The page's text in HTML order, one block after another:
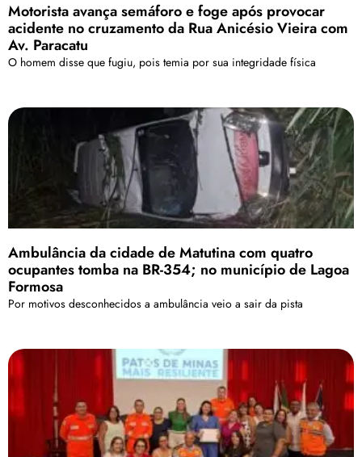
Motorista avança semáforo e foge após provocar
acidente no cruzamento da Rua Anicésio Vieira com
Av. Paracatu
O homem disse que fugiu, pois temia por sua integridade física
Ambulância da cidade de Matutina com quatro
ocupantes tomba na BR-354; no município de Lagoa
Formosa
Por motivos desconhecidos a ambulância veio a sair da pista